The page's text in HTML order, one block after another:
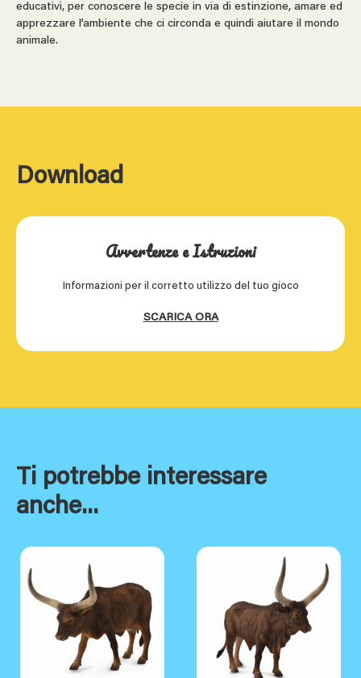
educativi, per conoscere le specie in via di estinzione, amare ed
apprezzare l’ambiente che ci circonda e quindi aiutare il mondo
animale.
Download
Avvertenze e Istruzioni
Informazioni per il corretto utilizzo del tuo gioco
SCARICA ORA
Ti potrebbe interessare
anche...